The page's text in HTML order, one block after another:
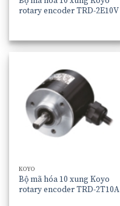
rotary encoder TRD-2E10V
KOYO
Bộ mã hóa 10 xung Koyo
rotary encoder TRD-2T10A